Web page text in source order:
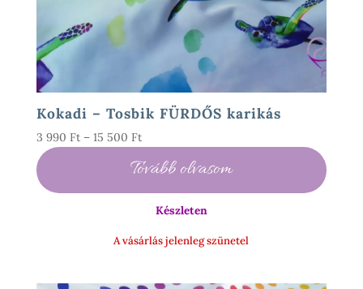
Kokadi – Tosbik FÜRDŐS karikás
3 990 Ft – 15 500 FtÁrtartomány:
990 Ft
-
Tovább olvasom
Készleten
A vásárlás jelenleg szünetel